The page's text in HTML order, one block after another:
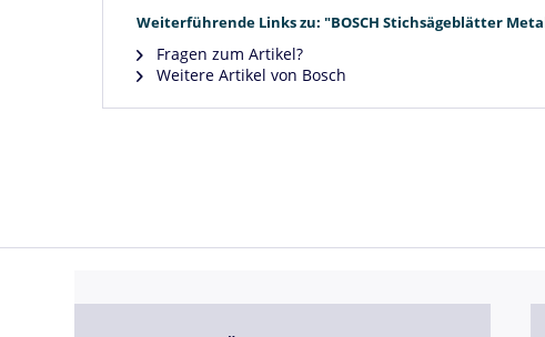
Weiterführende Links zu: "BOSCH Stichsägeblätter
Fragen zum Artikel?
Weitere Artikel von Bosch